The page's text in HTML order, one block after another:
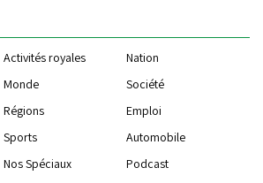
Activités royales
Nation
Monde
Société
Régions
Emploi
Sports
Automobile
Nos Spéciaux Podcast